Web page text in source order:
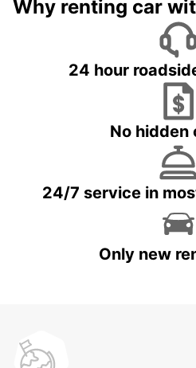
Why renting car
24 hour
No hidden
24/7 service in
Only new